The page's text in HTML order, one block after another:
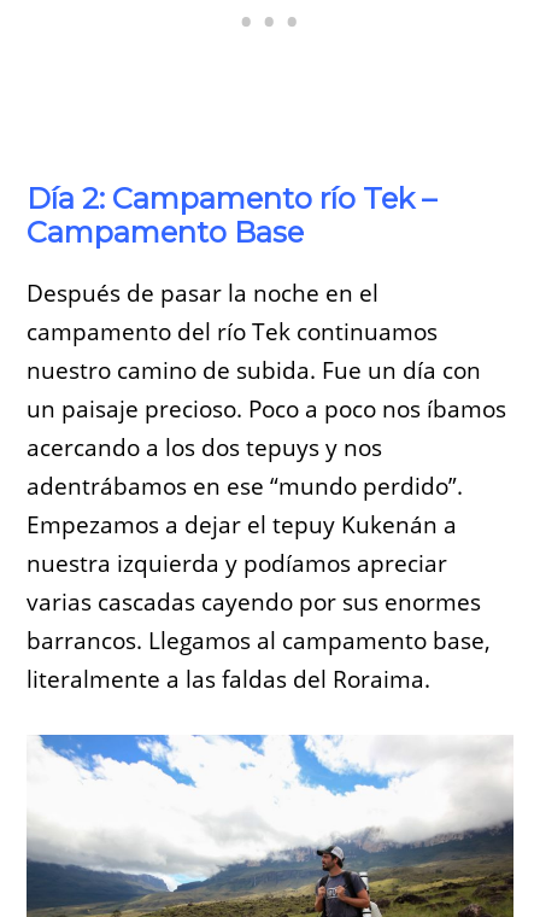
Día 2: Campamento río Tek –
Campamento Base
Después de pasar la noche en el
campamento del río Tek continuamos
nuestro camino de subida. Fue un día con
un paisaje precioso. Poco a poco nos íbamos
acercando a los dos tepuys y nos
adentrábamos en ese “mundo perdido”.
Empezamos a dejar el tepuy Kukenán a
nuestra izquierda y podíamos apreciar
varias cascadas cayendo por sus enormes
barrancos. Llegamos al campamento base,
literalmente a las faldas del Roraima.